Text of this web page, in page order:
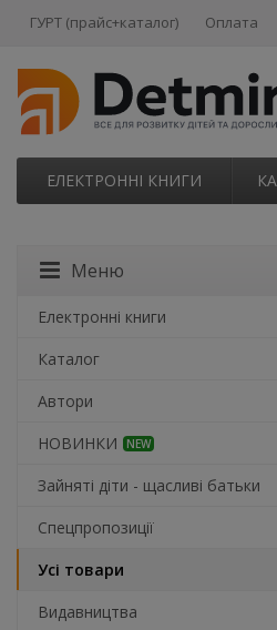
ГУРТ (прайс+каталог) Оплата
ЕЛЕКТРОННІ КНИГИ
Меню
Електронні книги
Каталог
Автори
НОВИНКИ
NEW
Зайняті діти - щасливі батьки
Спецпропозиції
Усі товари
Видавництва